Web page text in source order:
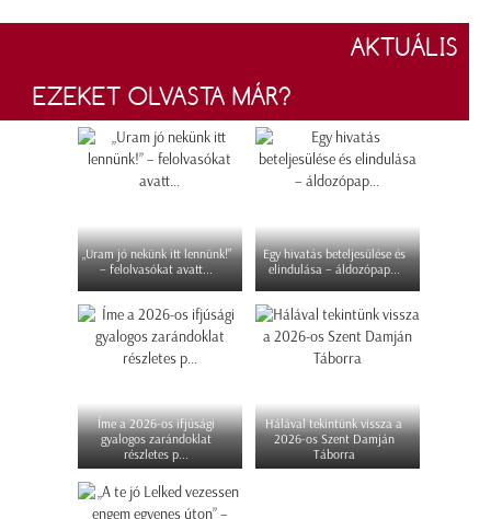
AKTUÁLIS
EZEKET OLVASTA MÁR?
„Uram jó nekünk itt lennünk!”
– felolvasókat avatt...
Egy hivatás beteljesülése és
elindulása – áldozópap...
Íme a 2026-os ifjúsági
gyalogos zarándoklat
részletes p...
Hálával tekintünk vissza a
2026-os Szent Damján
Táborra